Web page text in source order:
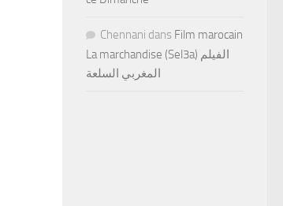
Chennani dans Film marocain
La marchandise (Sel3a) الفيلم
المغربي السلعة